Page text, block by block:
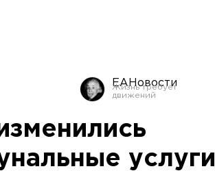
ЕАНовости
услуги